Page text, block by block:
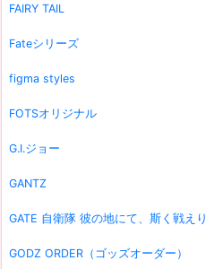
FAIRY TAIL
Fateシリーズ
figma styles
FOTSオリジナル
G.I.ジョー
GANTZ
GATE 自衛隊 彼の地にて、斯く戦えり
GODZ ORDER（ゴッズオーダー）